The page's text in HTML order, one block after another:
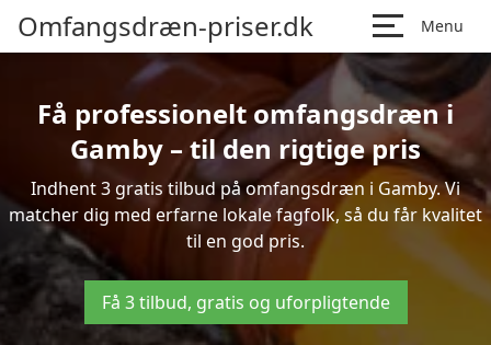
Omfangsdræn-priser.dk Menu
Få professionelt omfangsdræn i
Gamby – til den rigtige pris
Indhent 3 gratis tilbud på omfangsdræn i Gamby. Vi
matcher dig med erfarne lokale fagfolk, så du får kvalitet
til en god pris.
Få 3 tilbud, gratis og uforpligtende